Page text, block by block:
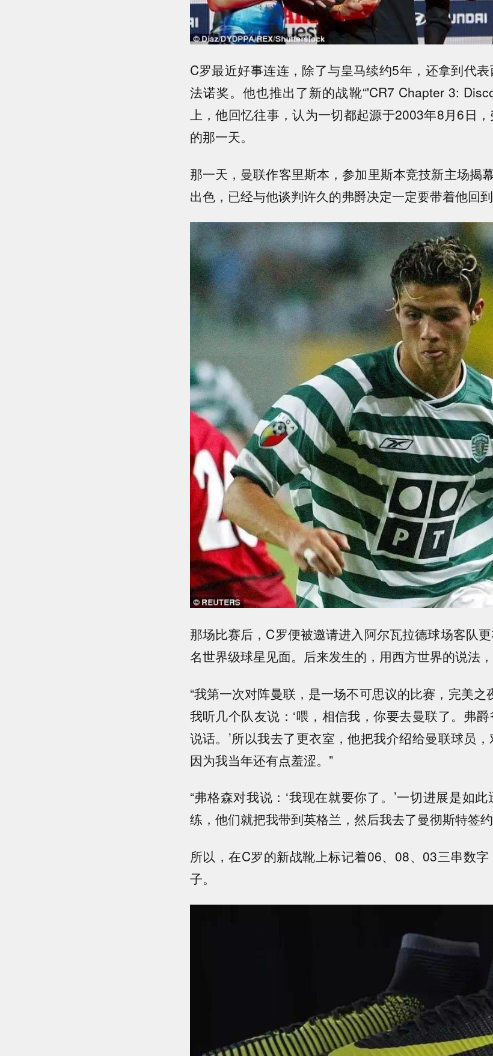
C罗最近好事连连，除了与皇马续约5年，还拿到代
法诺奖。他也推出了新的战靴“'CR7 Chapter 3:
上，他回忆往事，认为一切都起源于2003年8月6日
的那一天。
那一天，曼联作客里斯本，参加里斯本竞技新主场揭
出色，已经与他谈判许久的弗爵决定一定要带着他回到
那场比赛后，C罗便被邀请进入阿尔瓦拉德球场客队
名世界级球星见面。后来发生的，用西方世界的说法，
“我第一次对阵曼联，是一场不可思议的比赛，完美之
我听几个队友说：‘喂，相信我，你要去曼联了。弗
说话。’所以我去了更衣室，他把我介绍给曼联球员，
因为我当年还有点羞涩。”
“弗格森对我说：‘我现在就要你了。’一切进展是如
练，他们就把我带到英格兰，然后我去了曼彻斯特签
所以，在C罗的新战靴上标记着06、08、03三串数
子。